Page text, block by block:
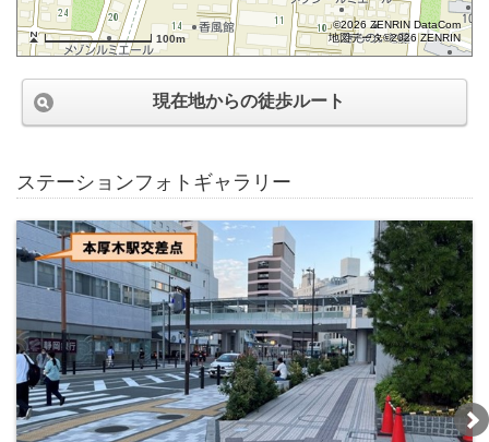
100m
©2026 ZENRIN DataCom
地図データ©2026 ZENRIN
現在地からの徒歩ルート
ステーションフォトギャラリー